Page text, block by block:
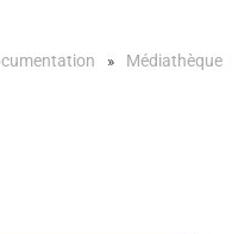
Médiathèque